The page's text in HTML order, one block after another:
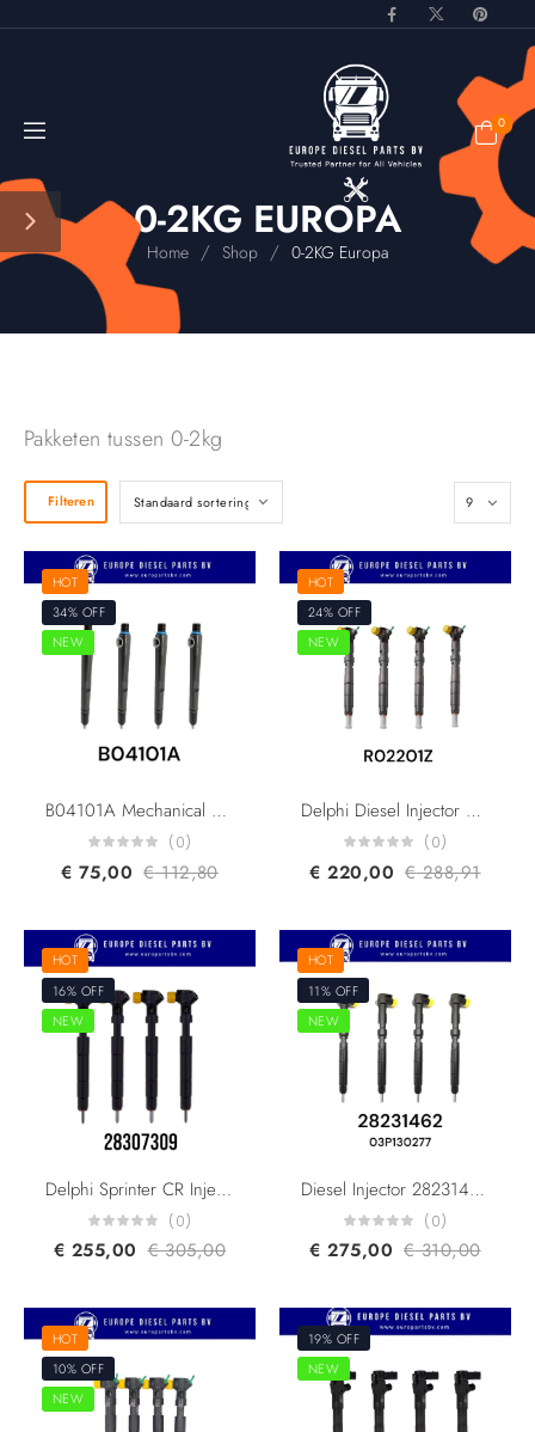
0
0-2KG EUROPA
Home / Shop / 0-2KG Europa
Pakketen tussen 0-2kg
Filteren
HOT
34% OFF
NEW
B04101A Mechanical Diesel Injector JCB 320/06835 280 BAR
(0)
€ 75,00 €112,80
HOT
24% OFF
NEW
Delphi Diesel Injector R02201Z R01601Z R01302Z HCR100 2T1Q9F593AA Ford Focus Ford Transit Ford Galaxy For Duratorg Endura-DI Engine
(0)
€ 220,00 €288,91
HOT
16% OFF
NEW
Delphi Sprinter CR Injector 28307309 A6510703087 For Mercedes Benz
(0)
€ 255,00 €305,00
HOT
11% OFF
NEW
Diesel Injector 28231462 03P130277 WW Skoda Seat 1.2 TDI
(0)
€ 275,00 €310,00
HOT
10% OFF
NEW
19% OFF
NEW